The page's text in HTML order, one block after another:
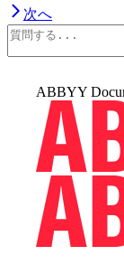
次へ
ABBYY